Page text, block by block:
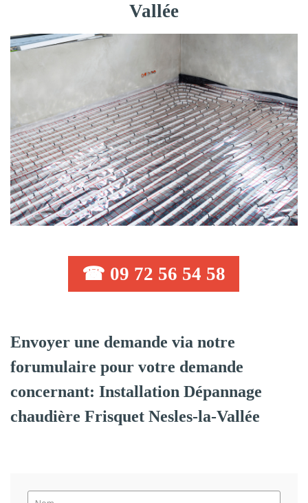
Vallée
☎ 09 72 56 54 58
Envoyer une demande via notre
forumulaire pour votre demande
concernant: Installation Dépannage
chaudière Frisquet Nesles-la-Vallée